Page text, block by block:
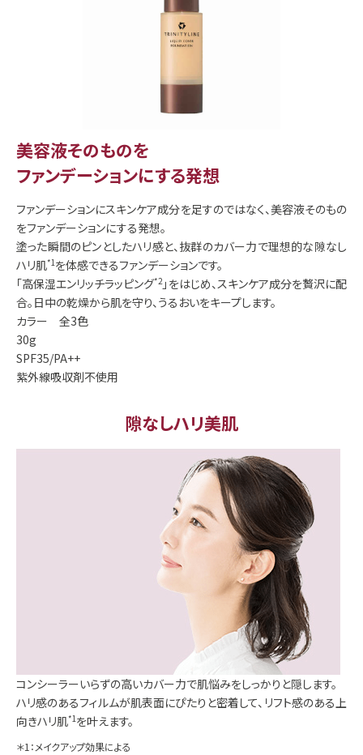
美容液そのものを
ファンデーションにする発想
ファンデーションにスキンケア成分を足すのではなく、美容液そのもの
をファンデーションにする発想。
塗った瞬間のピンとしたハリ感と、抜群のカバー力で理想的な隙なし
ハリ肌*1を体感できるファンデーションです。
「高保湿エンリッチラッピング*2」をはじめ、スキンケア成分を贅沢に配
合。日中の乾燥から肌を守り、うるおいをキープします。
カラー 全3色
30g
SPF35/PA++
紫外線吸収剤不使用
隙なしハリ美肌
コンシーラーいらずの高いカバー力で肌悩みをしっかりと隠します。
ハリ感のあるフィルムが肌表面にぴたりと密着して、リフト感のある上
向きハリ肌*1を叶えます。
＊1：メイクアップ効果による